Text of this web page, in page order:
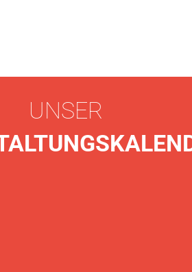
UNSER